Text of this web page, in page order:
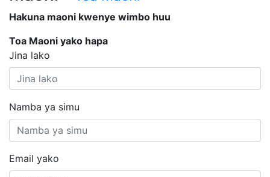
Hakuna maoni kwenye wimbo huu
Toa Maoni yako hapa
Jina lako
Namba ya simu
Email yako